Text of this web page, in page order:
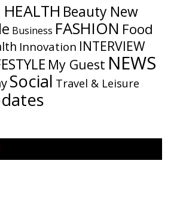
Beauty New
Business FASHION Food
Innovation INTERVIEW
My​ Guest NEWS
Social Travel & Leisure